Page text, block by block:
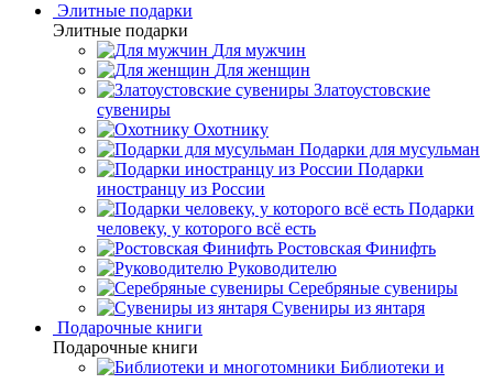
Элитные подарки
Элитные подарки
Для мужчин
Для женщин
Златоустовские
сувениры
Охотнику
Подарки для мусульман
Подарки
иностранцу из России
Подарки
человеку, у которого всё есть
Ростовская Финифть
Руководителю
Серебряные сувениры
Сувениры из янтаря
Подарочные книги
Подарочные книги
Библиотеки и